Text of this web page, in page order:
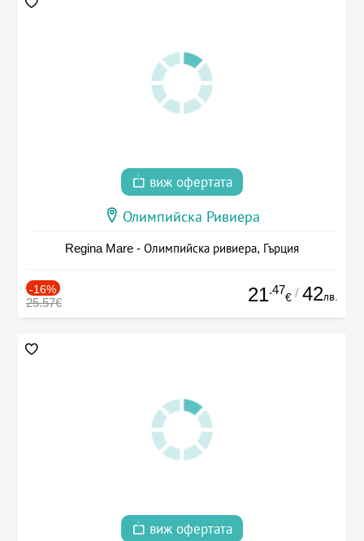
виж офертата
Олимпийска Ривиера
Regina Mare - Олимпийска ривиера, Гърция
-16%
25.57€ 21.47
€ / 42лв.
виж офертата